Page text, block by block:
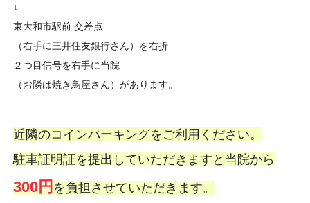
↓
東大和市駅前 交差点
（右手に三井住友銀行さん）を右折
２つ目信号を右手に当院
（お隣は焼き鳥屋さん）があります。
近隣のコインパーキングをご利用ください。
駐車証明証を提出していただきますと当院から
300円を負担させていただきます。